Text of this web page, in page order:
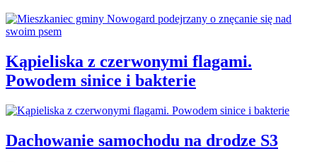
Kąpieliska z czerwonymi flagami.
Powodem sinice i bakterie
Dachowanie samochodu na drodze S3